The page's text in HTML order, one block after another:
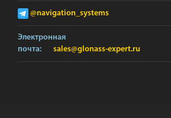
@navigation_systems
Электронная
почта:
sales@glonass-expert.ru